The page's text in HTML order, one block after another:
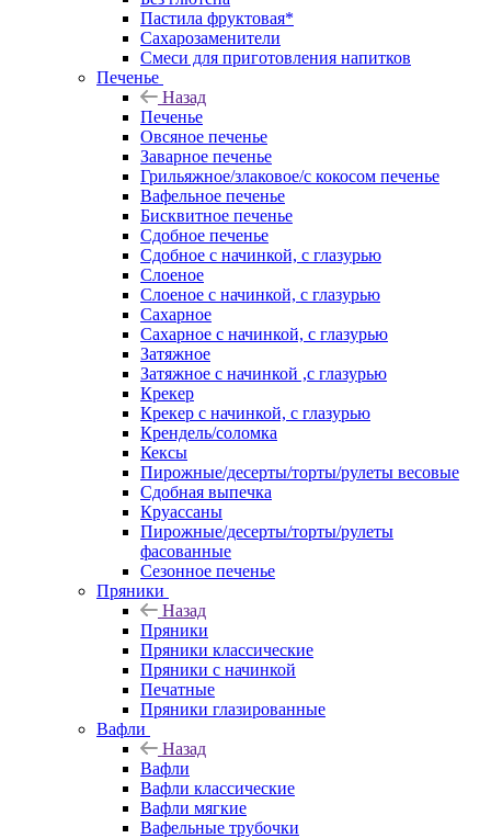
Пастила фруктовая*
Сахарозаменители
Смеси для приготовления напитков
Печенье
Назад
Печенье
Овсяное печенье
Заварное печенье
Грильяжное/злаковое/с кокосом печенье
Вафельное печенье
Бисквитное печенье
Сдобное печенье
Сдобное с начинкой, с глазурью
Слоеное
Слоеное с начинкой, с глазурью
Сахарное
Сахарное с начинкой, с глазурью
Затяжное
Затяжное с начинкой ,с глазурью
Крекер
Крекер с начинкой, с глазурью
Крендель/соломка
Кексы
Пирожные/десерты/торты/рулеты весовые
Сдобная выпечка
Круассаны
Пирожные/десерты/торты/рулеты
фасованные
Сезонное печенье
Пряники
Назад
Пряники
Пряники классические
Пряники с начинкой
Печатные
Пряники глазированные
Вафли
Назад
Вафли
Вафли классические
Вафли мягкие
Вафельные трубочки